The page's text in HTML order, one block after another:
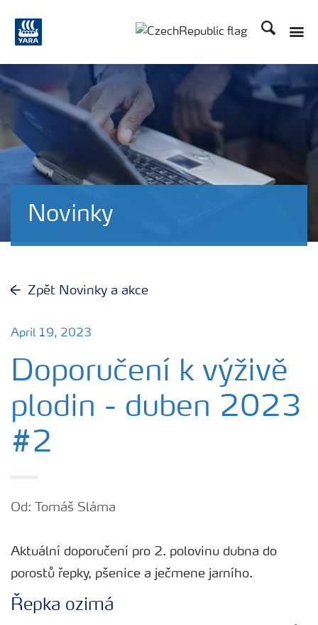
Hledat
Novinky
Zpět Novinky a akce
April 19, 2023
Doporučení k výživě
plodin - duben 2023
#2
Od: Tomáš Sláma
Aktuální doporučení pro 2. polovinu dubna do
porostů řepky, pšenice a ječmene jarního.
Řepka ozimá